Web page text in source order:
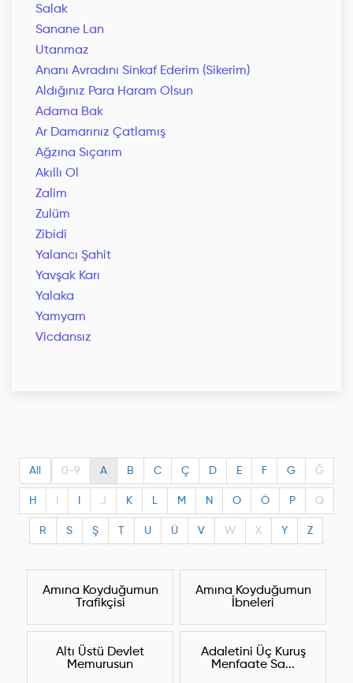
Salak
Sanane Lan
Utanmaz
Ananı Avradını Sinkaf Ederim (Sikerim)
Aldığınız Para Haram Olsun
Adama Bak
Ar Damarınız Çatlamış
Ağzına Sıçarım
Akıllı Ol
Zalim
Zulüm
Zibidi
Yalancı Şahit
Yavşak Karı
Yalaka
Yamyam
Vicdansız
All 0-9 A B C Ç D E F G Ğ
H J K L M N O Ö P Q
R S Ş U Ü V W X Y Z
Amına Koyduğumun
Trafikçisi
Amına Koyduğumun
İbneleri
Altı Üstü Devlet
Memurusun
Adaletini Üç Kuruş
Menfaate Sa...